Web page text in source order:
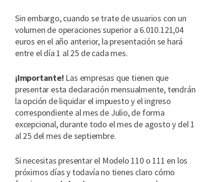
Sin embargo, cuando se trate de usuarios con un
volumen de operaciones superior a 6.010.121,04
euros en el año anterior, la presentación se hará
entre el día 1 al 25 de cada mes.
¡Importante! Las empresas que tienen que
presentar esta declaración mensualmente, tendrán
la opción de liquidar el impuesto y el ingreso
correspondiente al mes de Julio, de forma
excepcional, durante todo el mes de agosto y del 1
al 25 del mes de septiembre.
Si necesitas presentar el Modelo 110 o 111 en los
próximos días y todavía no tienes claro cómo